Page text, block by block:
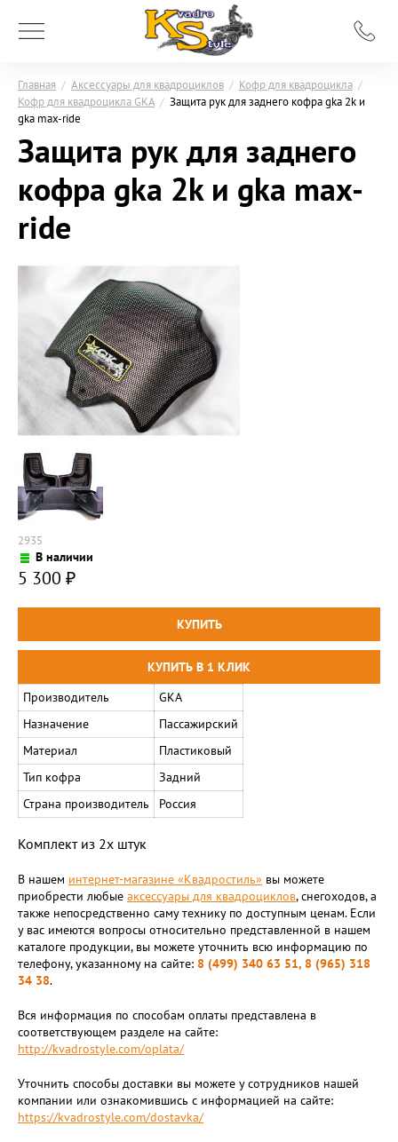
Главная / Аксессуары для квадроциклов / Кофр для квадроцикла /
Кофр для квадроцикла GKA / Защита рук для заднего кофра gka 2k и
gka max-ride
Защита рук для заднего
кофра gka 2k и gka max-
ride
2935
В наличии
5 300 ₽
Производитель
GKA
Назначение
Пассажирский
Материал
Пластиковый
Тип кофра
Задний
Страна производитель
Россия
Комплект из 2х штук
В нашем интернет-магазине «Квадростиль» вы можете
приобрести любые аксессуары для квадроциклов, снегоходов, а
также непосредственно саму технику по доступным ценам. Если
у вас имеются вопросы относительно представленной в нашем
каталоге продукции, вы можете уточнить всю информацию по
телефону, указанному на сайте: 8 (499) 340 63 51, 8 (965) 318
34 38.
Вся информация по способам оплаты представлена в
соответствующем разделе на сайте:
http://kvadrostyle.com/oplata/
Уточнить способы доставки вы можете у сотрудников нашей
компании или ознакомившись с информацией на сайте:
https://kvadrostyle.com/dostavka/